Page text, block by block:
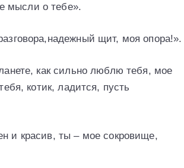
мысли о тебе».
щит, моя опора!».
как сильно люблю тебя, мое
котик, ладится, пусть
и красив, ты – мое сокровище,